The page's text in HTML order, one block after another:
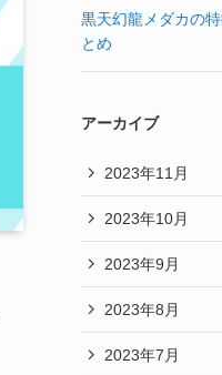
黒天幻龍メダカの
とめ
アーカイブ
2023年11月
2023年10月
2023年9月
2023年8月
2023年7月